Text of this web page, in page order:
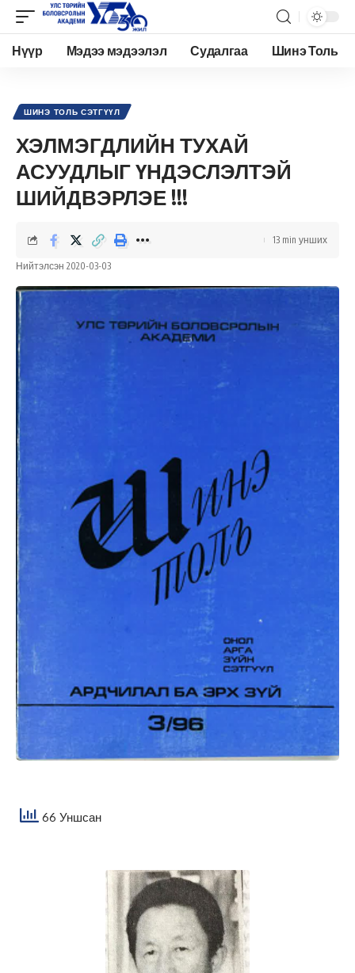
Нүүр Мэдээ мэдээлэл Судалгаа Шинэ Толь
ШИНЭ ТОЛЬ СЭТГҮҮЛ
ХЭЛМЭГДЛИЙН ТУХАЙ
АСУУДЛЫГ ҮНДЭСЛЭЛТЭЙ
ШИЙДВЭРЛЭЕ !!!
Нийтэлсэн 2020-03-03
13 min унших
66 Уншсан